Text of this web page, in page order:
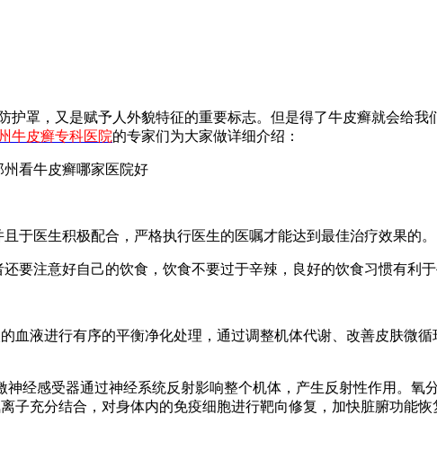
罩，又是赋予人外貌特征的重要标志。但是得了牛皮癣就会给我
牛皮癣专科医院的专家们为大家做详细介绍：
于医生积极配合，严格执行医生的医嘱才能达到最佳治疗效果的。
注意好自己的饮食，饮食不要过于辛辣，良好的饮食习惯有利于
液进行有序的平衡净化处理，通过调整机体代谢、改善皮肤微
经感受器通过神经系统反射影响整个机体，产生反射性作用。氧
充分结合，对身体内的免疫细胞进行靶向修复，加快脏腑功能恢